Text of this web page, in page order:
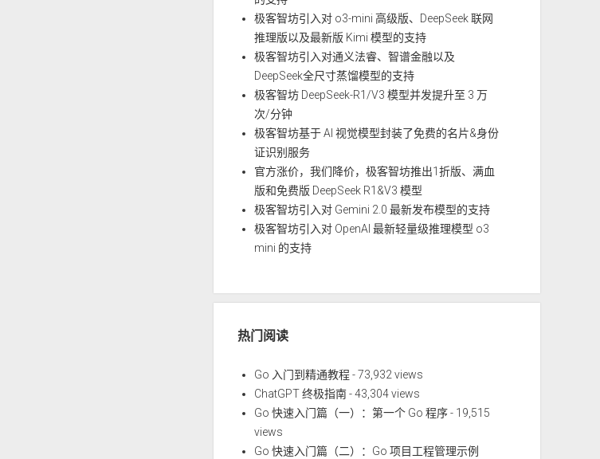
极客智坊引入对 o3-mini 高级版、DeepSeek 联网
推理版以及最新版 Kimi 模型的支持
极客智坊引入对通义法睿、智谱金融以及
DeepSeek全尺寸蒸馏模型的支持
极客智坊 DeepSeek-R1/V3 模型并发提升至 3 万
次/分钟
极客智坊基于 AI 视觉模型封装了免费的名片&身份
证识别服务
官方涨价，我们降价，极客智坊推出1折版、满血
版和免费版 DeepSeek R1&V3 模型
极客智坊引入对 Gemini 2.0 最新发布模型的支持
极客智坊引入对 OpenAI 最新轻量级推理模型 o3
mini 的支持
热门阅读
Go 入门到精通教程- 73,932 views
ChatGPT 终极指南- 43,304 views
Go 快速入门篇（一）：第一个 Go 程序- 19,515
views
Go 快速入门篇（二）：Go 项目工程管理示例